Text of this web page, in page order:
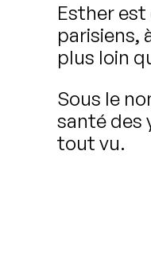
Esther
parisiens,
plus loin
Sous le
santé des
tout vu.